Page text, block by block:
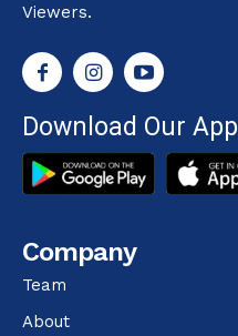
Viewers.
Download Our App
Company
Team
About